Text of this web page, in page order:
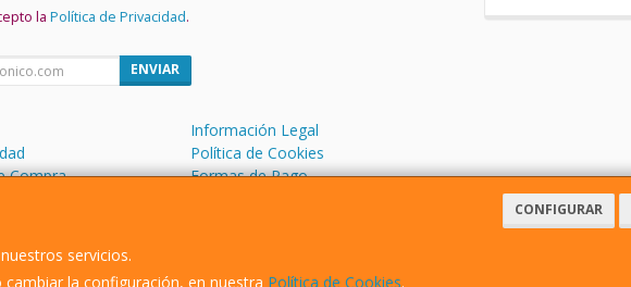
CONFIGURAR
servicios.
la configuración, en nuestra Política de Cookies.
la Política de Privacidad.
ENVIAR
Información Legal
Política de Cookies
Compra
Formas de Pago
, , , , España. - C.I.F.: B43109529 - Tfno: